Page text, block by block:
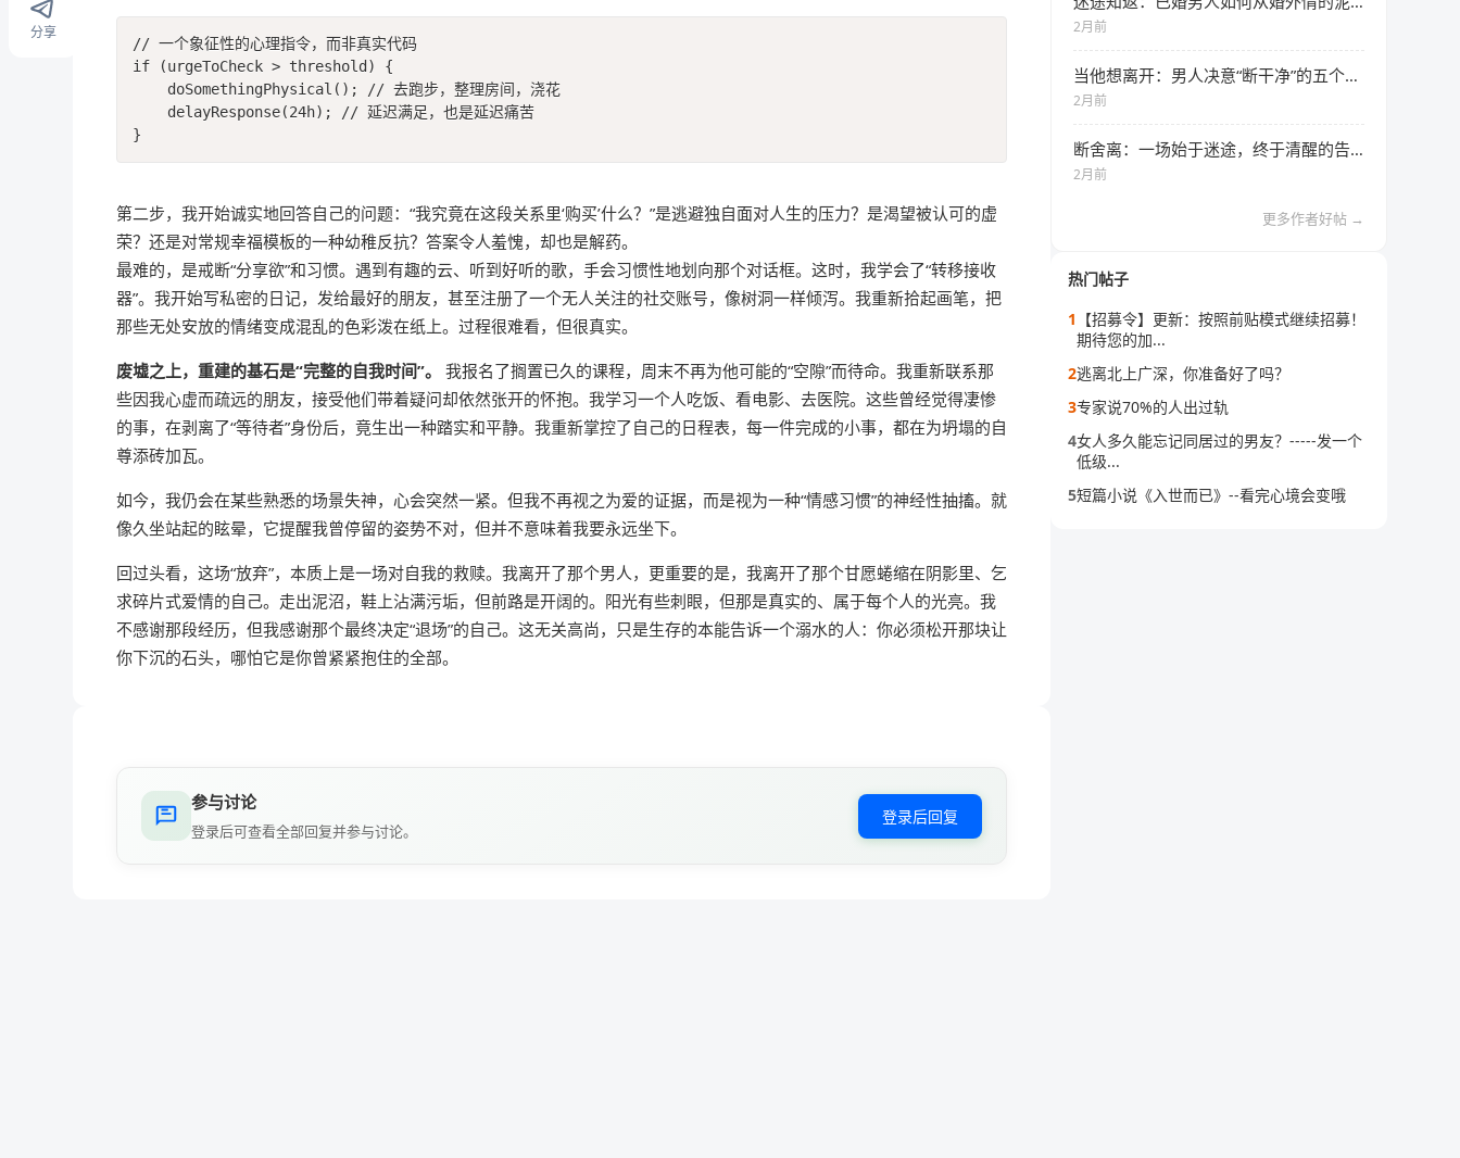
分享
// 一个象征性的心理指令，而非真实代码
if (urgeToCheck > threshold) {
    doSomethingPhysical(); // 去跑步，整理房间，浇花
    delayResponse(24h); // 延迟满足，也是延迟痛苦
}
第二步，我开始诚实地回答自己的问题：“我究竟在这段关系里‘购买’什么？”是逃避独自面对人生的压力？是渴望被认可的虚
荣？还是对常规幸福模板的一种幼稚反抗？答案令人羞愧，却也是解药。
最难的，是戒断“分享欲”和习惯。遇到有趣的云、听到好听的歌，手会习惯性地划向那个对话框。这时，我学会了“转移接收
器”。我开始写私密的日记，发给最好的朋友，甚至注册了一个无人关注的社交账号，像树洞一样倾泻。我重新拾起画笔，把
那些无处安放的情绪变成混乱的色彩泼在纸上。过程很难看，但很真实。
废墟之上，重建的基石是“完整的自我时间”。
我报名了搁置已久的课程，周末不再为他可能的“空隙”而待命。我重新联系那
些因我心虚而疏远的朋友，接受他们带着疑问却依然张开的怀抱。我学习一个人吃饭、看电影、去医院。这些曾经觉得凄惨
的事，在剥离了“等待者”身份后，竟生出一种踏实和平静。我重新掌控了自己的日程表，每一件完成的小事，都在为坍塌的自
尊添砖加瓦。
如今，我仍会在某些熟悉的场景失神，心会突然一紧。但我不再视之为爱的证据，而是视为一种“情感习惯”的神经性抽搐。就
像久坐站起的眩晕，它提醒我曾停留的姿势不对，但并不意味着我要永远坐下。
回过头看，这场“放弃”，本质上是一场对自我的救赎。我离开了那个男人，更重要的是，我离开了那个甘愿蜷缩在阴影里、乞
求碎片式爱情的自己。走出泥沼，鞋上沾满污垢，但前路是开阔的。阳光有些刺眼，但那是真实的、属于每个人的光亮。我
不感谢那段经历，但我感谢那个最终决定“退场”的自己。这无关高尚，只是生存的本能告诉一个溺水的人：你必须松开那块让
你下沉的石头，哪怕它是你曾紧紧抱住的全部。
参与讨论
登录后可查看全部回复并参与讨论。
登录后回复
2月前
当他想离开：男人决意“断干净”的五个无声信号
2月前
断舍离：一场始于迷途，终于清醒的告别
2月前
更多作者好帖 →
热门帖子
1 【招募令】更新：按照前贴模式继续招募！
期待您的加...
2逃离北上广深，你准备好了吗？
3专家说70%的人出过轨
4女人多久能忘记同居过的男友？-----发一个
低级...
5短篇小说《入世而已》--看完心境会变哦